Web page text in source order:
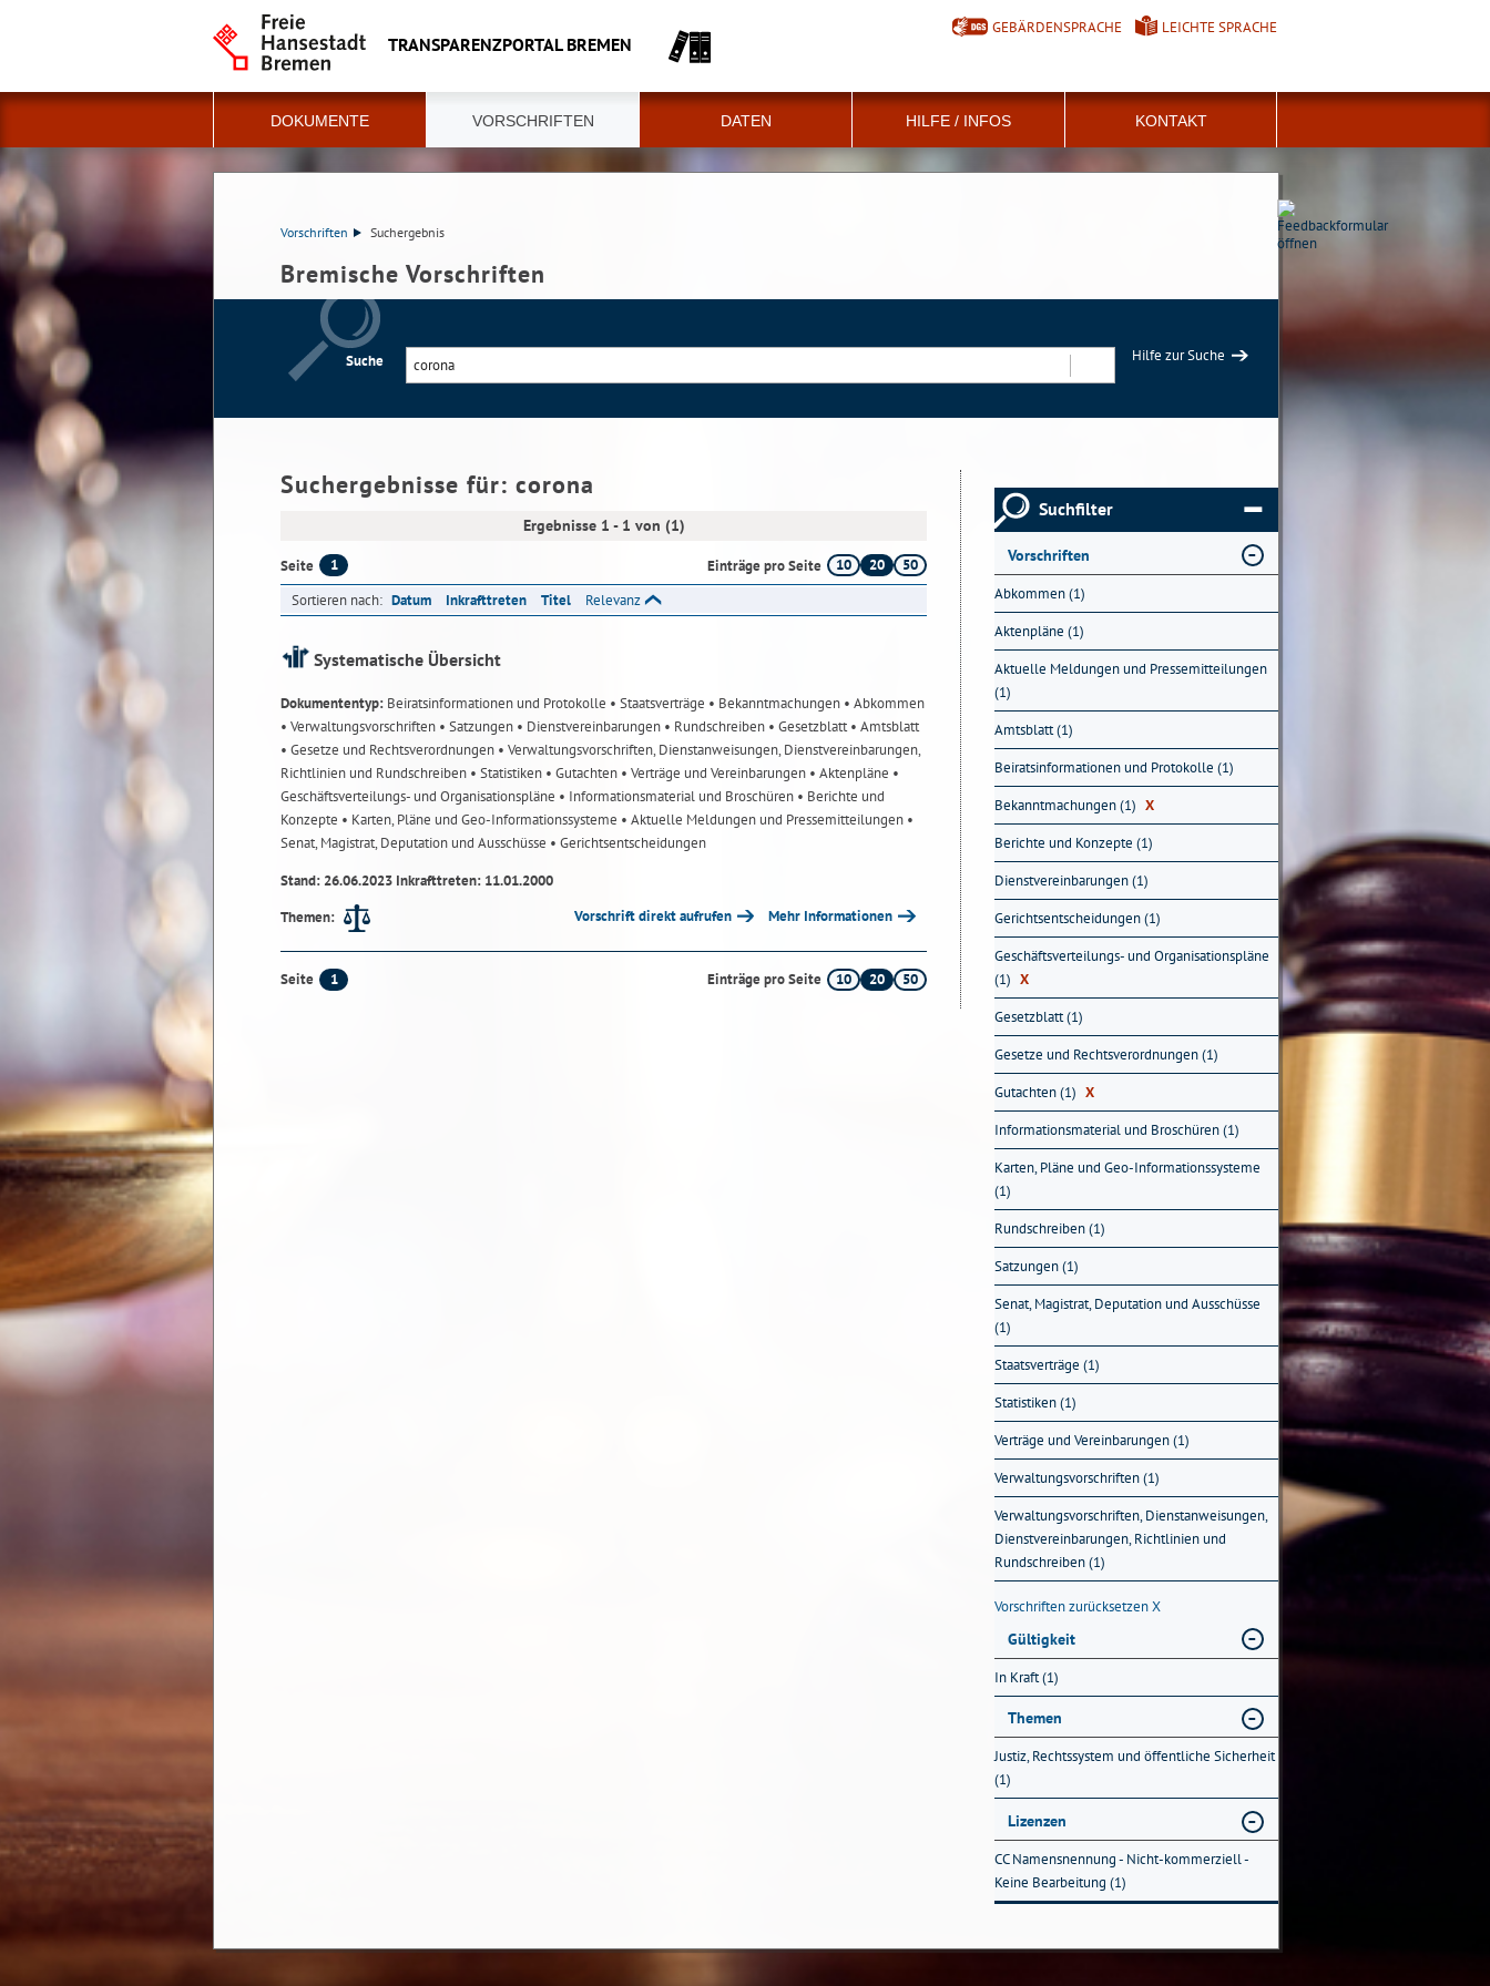
TRANSPARENZPORTAL BREMEN
GEBÄRDENSPRACHE LEICHTE SPRACHE
DOKUMENTE VORSCHRIFTEN DATEN HILFE / INFOS KONTAKT
Vorschriften Suchergebnis
Bremische Vorschriften
Suche
Hilfe zur Suche
Suchergebnisse für: corona
Ergebnisse 1 - 1 von (1)
Seite 1 Einträge pro Seite 10 20
50
Sortieren nach: Datum Inkrafttreten Titel Relevanz
Systematische Übersicht
Dokumententyp: Beiratsinformationen und Protokolle • Staatsverträge • Bekanntmachungen • Abkommen
• Verwaltungsvorschriften • Satzungen • Dienstvereinbarungen • Rundschreiben • Gesetzblatt• Amtsblatt
• Gesetze und Rechtsverordnungen • Verwaltungsvorschriften, Dienstanweisungen, Dienstvereinbarungen,
Richtlinien und Rundschreiben • Statistiken • Gutachten • Verträge und Vereinbarungen • Aktenpläne •
Geschäftsverteilungs- und Organisationspläne • Informationsmaterial und Broschüren • Berichte und
Konzepte • Karten, Pläne und Geo-Informationssysteme • Aktuelle Meldungen und Pressemitteilungen •
Senat, Magistrat, Deputation und Ausschüsse • Gerichtsentscheidungen
Stand: 26.06.2023 Inkrafttreten: 11.01.2000
Themen:
Vorschrift direkt aufrufen Mehr Informationen
Seite 1 Einträge pro Seite 10 20 50
Suchfilter
Vorschriften
Abkommen (1)
Aktenpläne (1)
Aktuelle Meldungen und Pressemitteilungen
(1)
Amtsblatt (1)
Beiratsinformationen und Protokolle (1)
Bekanntmachungen (1) X
Berichte und Konzepte (1)
Dienstvereinbarungen (1)
Gerichtsentscheidungen (1)
Geschäftsverteilungs- und Organisationspläne
(1) X
Gesetzblatt (1)
Gesetze und Rechtsverordnungen (1)
Gutachten (1) X
Informationsmaterial und Broschüren (1)
Karten, Pläne und Geo-Informationssysteme
(1)
Rundschreiben (1)
Satzungen (1)
Senat, Magistrat, Deputation und Ausschüsse
(1)
Staatsverträge (1)
Statistiken (1)
Verträge und Vereinbarungen (1)
Verwaltungsvorschriften (1)
Verwaltungsvorschriften, Dienstanweisungen,
Dienstvereinbarungen, Richtlinien und
Rundschreiben (1)
Vorschriften zurücksetzenX
Gültigkeit
In Kraft (1)
Themen
Justiz, Rechtssystem und öffentliche Sicherheit
(1)
Lizenzen
CC Namensnennung - Nicht-kommerziell -
Keine Bearbeitung (1)